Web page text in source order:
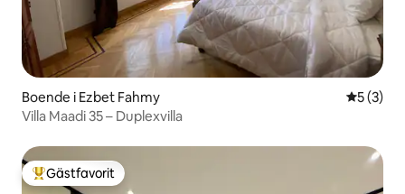
Boende i Ezbet Fahmy 5 av 5 i
5 (3)
Villa Maadi 35 – Duplexvilla
Populär gästfavorit
Gästfavorit